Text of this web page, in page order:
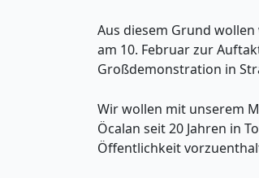
Aus diesem Grund
am 10. Februar zur
Großdemonstration in
Wir wollen mit unserem
Öcalan seit 20 Jahren in
Öffentlichkeit